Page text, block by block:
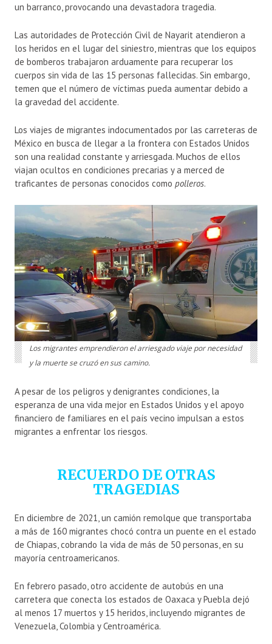
un barranco, provocando una devastadora tragedia.
Las autoridades de Protección Civil de Nayarit atendieron a
los heridos en el lugar del siniestro, mientras que los equipos
de bomberos trabajaron arduamente para recuperar los
cuerpos sin vida de las 15 personas fallecidas. Sin embargo,
temen que el número de víctimas pueda aumentar debido a
la gravedad del accidente.
Los viajes de migrantes indocumentados por las carreteras de
México en busca de llegar a la frontera con Estados Unidos
son una realidad constante y arriesgada. Muchos de ellos
viajan ocultos en condiciones precarias y a merced de
traficantes de personas conocidos como polleros.
Los migrantes emprendieron el arriesgado viaje por necesidad
y la muerte se cruzó en sus camino.
A pesar de los peligros y denigrantes condiciones, la
esperanza de una vida mejor en Estados Unidos y el apoyo
financiero de familiares en el país vecino impulsan a estos
migrantes a enfrentar los riesgos.
RECUERDO DE OTRAS
TRAGEDIAS
En diciembre de 2021, un camión remolque que transportaba
a más de 160 migrantes chocó contra un puente en el estado
de Chiapas, cobrando la vida de más de 50 personas, en su
mayoría centroamericanos.
En febrero pasado, otro accidente de autobús en una
carretera que conecta los estados de Oaxaca y Puebla dejó
al menos 17 muertos y 15 heridos, incluyendo migrantes de
Venezuela, Colombia y Centroamérica.